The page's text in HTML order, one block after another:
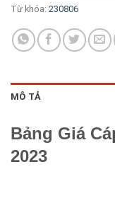
Từ khóa: 230806
MÔ TẢ
Bảng Giá
2023